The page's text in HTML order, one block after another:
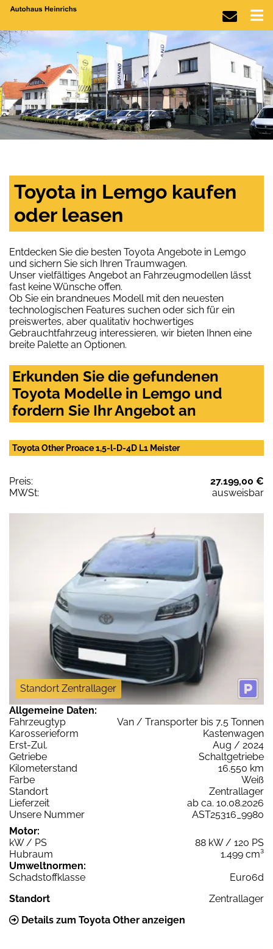
Toyota in Lemgo kaufen
oder leasen
Entdecken Sie die besten Toyota Angebote in Lemgo
und sichern Sie sich Ihren Traumwagen.
Unser vielfältiges Angebot an Fahrzeugmodellen lässt
fast keine Wünsche offen.
Ob Sie ein brandneues Modell mit den neuesten
technologischen Features suchen oder sich für ein
preiswertes, aber qualitativ hochwertiges
Gebrauchtfahrzeug interessieren, wir bieten Ihnen eine
breite Palette an Optionen.
Erkunden Sie die gefundenen
Toyota Modelle in Lemgo und
fordern Sie Ihr Angebot an
Toyota Other Proace 1,5-l-D-4D L1 Meister
Preis:
27.199,00 €
MWSt:
ausweisbar
Standort Zentrallager
Allgemeine Daten:
Fahrzeugtyp
Van / Transporter bis 7,5 Tonnen
Karosserieform
Kastenwagen
Erst-Zul.
Aug / 2024
Getriebe
Schaltgetriebe
Kilometerstand
16.550 km
Farbe
Weiß
Standort
Zentrallager
Lieferzeit
ab ca. 10.08.2026
Unsere Nummer
AST25316_9980
Motor:
kW / PS
88 kW / 120 PS
Hubraum
1.499 cm³
Umweltnormen:
Schadstoffklasse
Euro6d
Standort
Zentrallager
Details zum Toyota Other anzeigen